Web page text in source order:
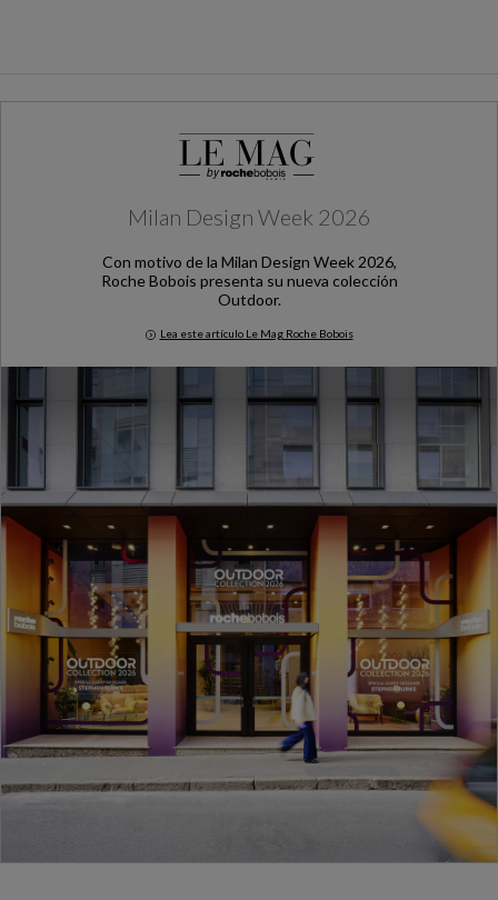
Milan Design Week 2026
Con motivo de la Milan Design Week 2026,
Roche Bobois presenta su nueva colección
Outdoor.
Lea este artículo Le Mag Roche Bobois
Milan Design Week 2026